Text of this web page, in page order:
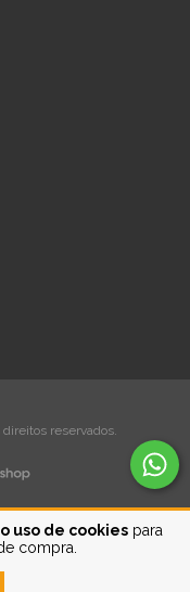
uso de cookies para
compra.
reservados.